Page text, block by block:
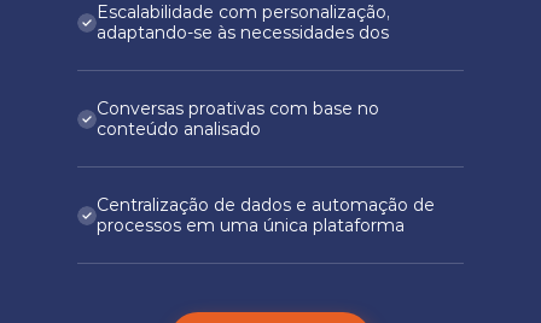
Escalabilidade com personalização,
adaptando-se às necessidades dos
Conversas proativas com base no
conteúdo analisado
Centralização de dados e automação de
processos em uma única plataforma